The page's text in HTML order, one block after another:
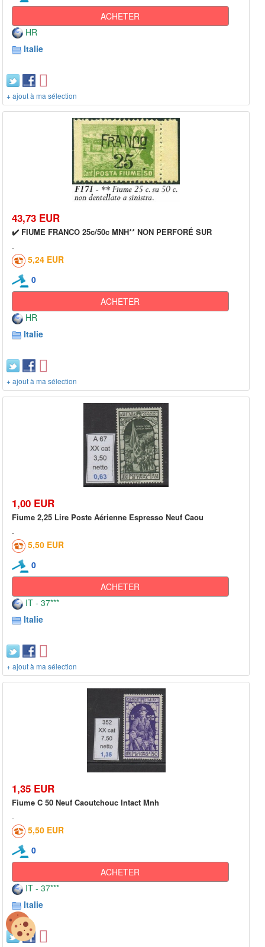
ACHETER
HR
Italie
+ ajout à ma sélection
43,73 EUR
✔️ FIUME FRANCO 25c/50c MNH** NON PERFORÉ SUR
5,24 EUR
0
ACHETER
HR
Italie
+ ajout à ma sélection
1,00 EUR
Fiume 2,25 Lire Poste Aérienne Espresso Neuf Caou
5,50 EUR
0
ACHETER
IT - 37***
Italie
+ ajout à ma sélection
1,35 EUR
Fiume C 50 Neuf Caoutchouc Intact Mnh
5,50 EUR
0
ACHETER
IT - 37***
Italie